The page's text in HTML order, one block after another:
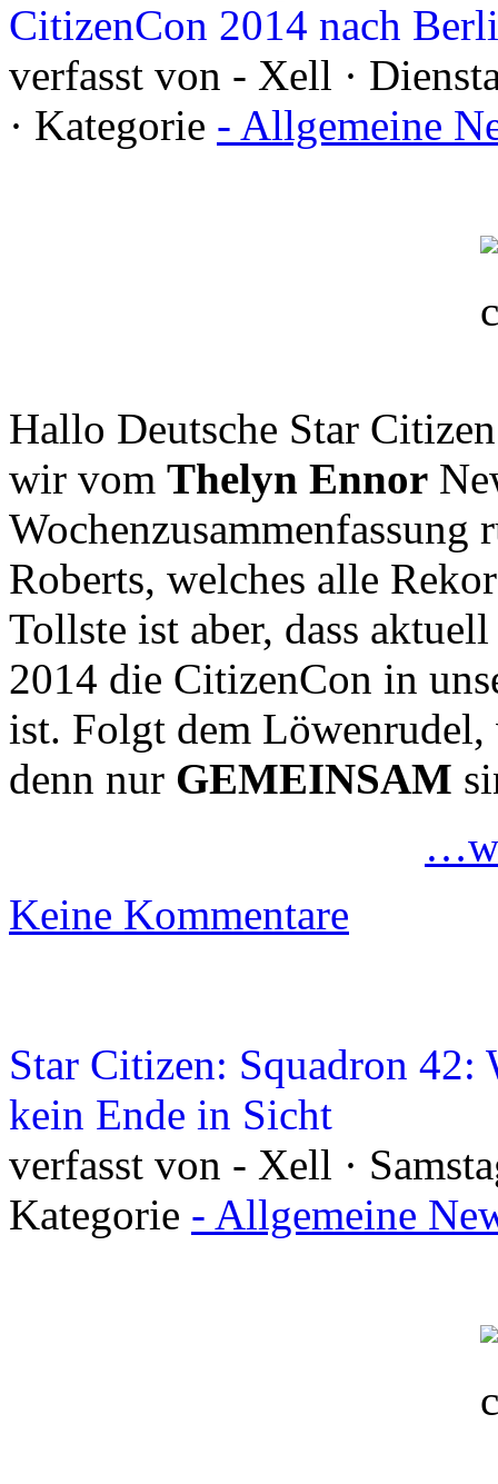
CitizenCon 2014 nach
verfasst von - Xell ·
· Kategorie - Allgemeine
Hallo Deutsche Star
wir vom Thelyn Ennor
Wochenzusammenfassung
Roberts, welches alle
Tollste ist aber, dass
2014 die CitizenCon in
ist. Folgt dem
denn nur GEMEINSAM
Keine Kommentare
Star Citizen: Squadron
kein Ende in Sicht
verfasst von - Xell ·
Kategorie - Allgemeine